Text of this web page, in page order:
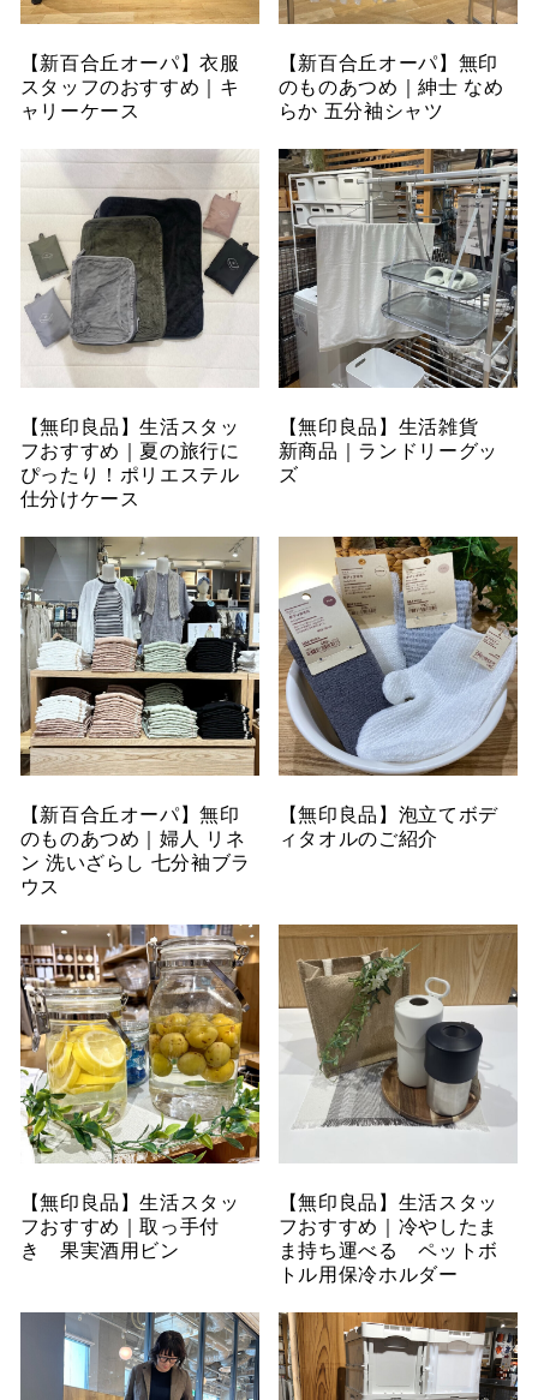
【新百合丘オーパ】衣服
スタッフのおすすめ｜キ
ャリーケース
【新百合丘オーパ】無印
のものあつめ｜紳士 なめ
らか 五分袖シャツ
【無印良品】生活スタッ
フおすすめ｜夏の旅行に
ぴったり！ポリエステル
仕分けケース
【無印良品】生活雑貨
新商品｜ランドリーグッ
ズ
【新百合丘オーパ】無印
のものあつめ｜婦人 リネ
ン 洗いざらし 七分袖ブラ
ウス
【無印良品】泡立てボデ
ィタオルのご紹介
【無印良品】生活スタッ
フおすすめ｜取っ手付
き 果実酒用ビン
【無印良品】生活スタッ
フおすすめ｜冷やしたま
ま持ち運べる ペットボ
トル用保冷ホルダー